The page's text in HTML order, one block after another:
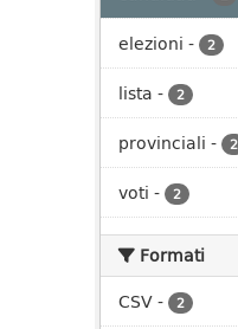
elezioni - 2
lista - 2
provinciali - 2
voti - 2
Formati
CSV- 2